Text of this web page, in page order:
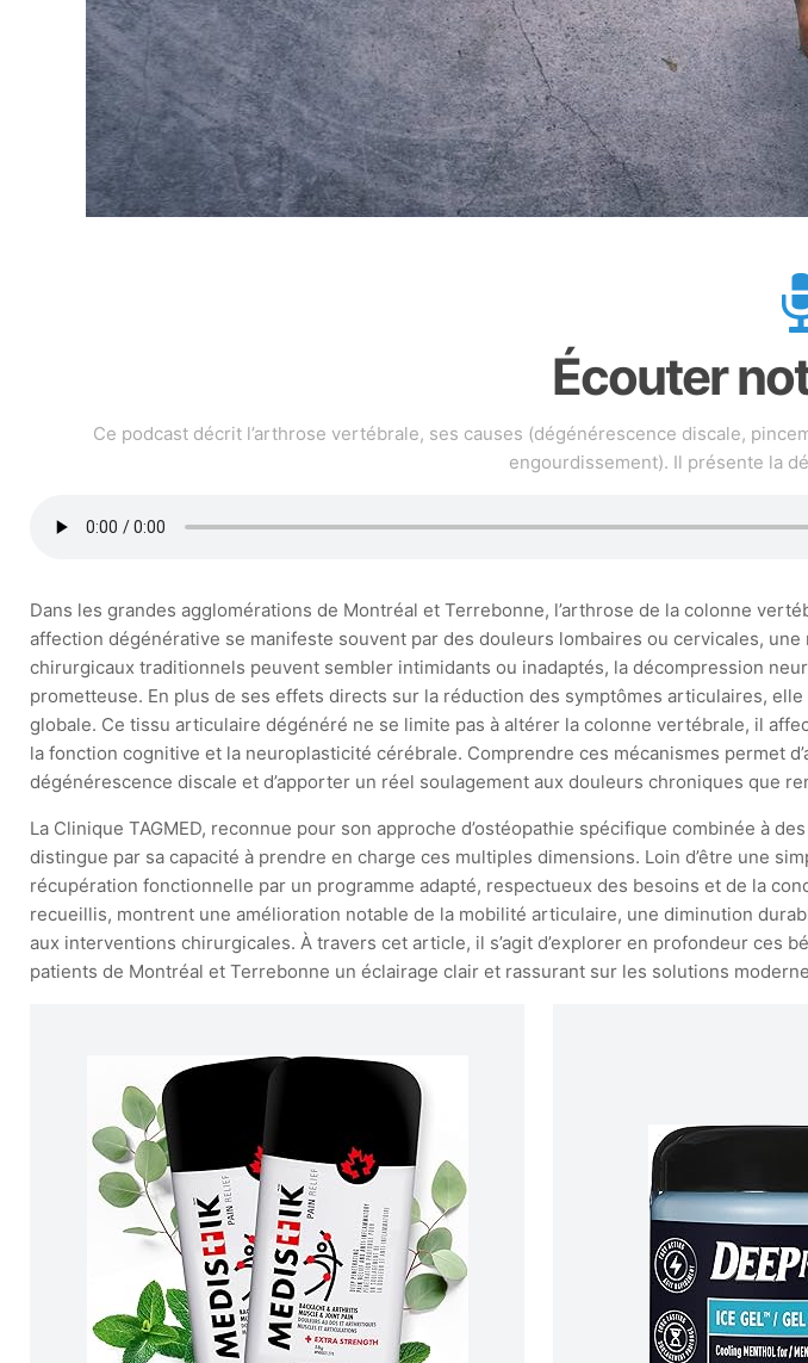
Écouter
Ce podcast décrit l’arthrose vertébrale, ses causes (dégénérescence discale,
engourdissement). Il présente la
Dans les grandes agglomérations de Montréal et Terrebonne, l’arthrose de la colonne
affection dégénérative se manifeste souvent par des douleurs lombaires ou cervicales,
chirurgicaux traditionnels peuvent sembler intimidants ou inadaptés, la décompression
prometteuse. En plus de ses effets directs sur la réduction des symptômes articulaires,
globale. Ce tissu articulaire dégénéré ne se limite pas à altérer la colonne vertébrale, il
la fonction cognitive et la neuroplasticité cérébrale. Comprendre ces mécanismes permet
dégénérescence discale et d’apporter un réel soulagement aux douleurs chroniques que
La Clinique TAGMED, reconnue pour son approche d’ostéopathie spécifique combinée à
distingue par sa capacité à prendre en charge ces multiples dimensions. Loin d’être une
récupération fonctionnelle par un programme adapté, respectueux des besoins et de la
recueillis, montrent une amélioration notable de la mobilité articulaire, une diminution
aux interventions chirurgicales. À travers cet article, il s’agit d’explorer en profondeur
patients de Montréal et Terrebonne un éclairage clair et rassurant sur les solutions